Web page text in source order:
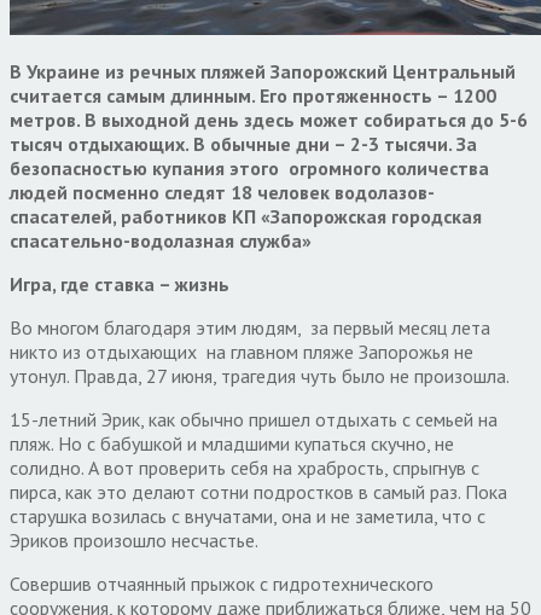
В Украине из речных пляжей Запорожский Центральный
считается самым длинным. Его протяженность – 1200
метров. В выходной день здесь может собираться до 5-6
тысяч отдыхающих. В обычные дни – 2-3 тысячи. За
безопасностью купания этого огромного количества
людей посменно следят 18 человек водолазов-
спасателей, работников КП «Запорожская городская
спасательно-водолазная служба»
Игра, где ставка – жизнь
Во многом благодаря этим людям, за первый месяц лета
никто из отдыхающих на главном пляже Запорожья не
утонул. Правда, 27 июня, трагедия чуть было не произошла.
15-летний Эрик, как обычно пришел отдыхать с семьей на
пляж. Но с бабушкой и младшими купаться скучно, не
солидно. А вот проверить себя на храбрость, спрыгнув с
пирса, как это делают сотни подростков в самый раз. Пока
старушка возилась с внучатами, она и не заметила, что с
Эриков произошло несчастье.
Совершив отчаянный прыжок с гидротехнического
сооружения, к которому даже приближаться ближе, чем на 50